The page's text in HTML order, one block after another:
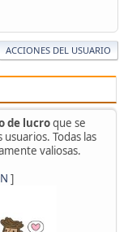
de lucroque se
usuarios. Todas las
valiosas.
]
ACCIONES DEL USUARIO